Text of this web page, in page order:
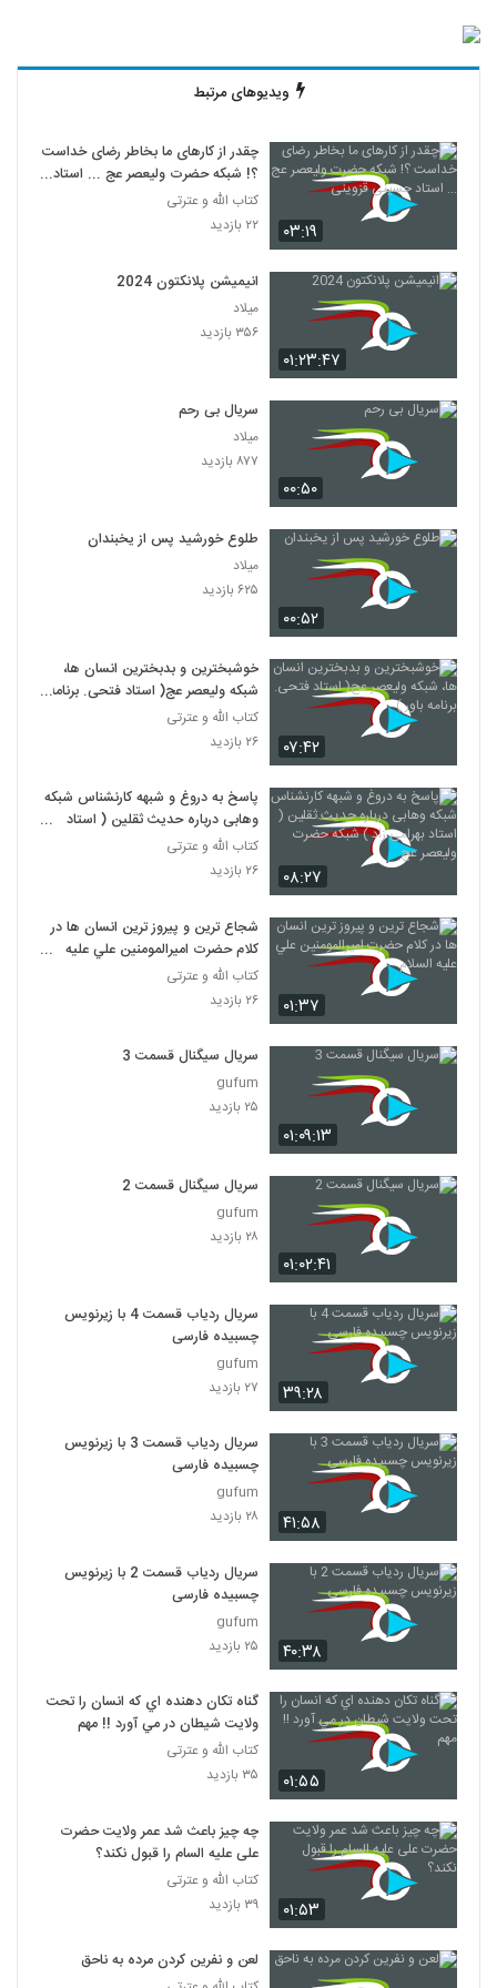
ویدیوهای مرتبط
۰۳:۱۹
چقدر از کارهای ما بخاطر رضای خداست
؟! شبکه حضرت ولیعصر عج ... استاد
حسینی قزوینی
کتاب الله و عترتی
۲۲ بازدید
۰۱:۲۳:۴۷
انیمیشن پلانکتون 2024
میلاد
۳۵۶ بازدید
۰۰:۵۰
سریال بی رحم
میلاد
۸۷۷ بازدید
۰۰:۵۲
طلوع خورشید پس از یخبندان
میلاد
۶۲۵ بازدید
۰۷:۴۲
خوشبخترین و بدبخترین انسان ها،
شبکه ولیعصر عج( استاد فتحی. برنامه
باور )
کتاب الله و عترتی
۲۶ بازدید
۰۸:۲۷
پاسخ به دروغ و شبهه کارنشناس شبکه
وهابی درباره حدیث ثقلین ( استاد
بهرامی زاد ) شبکه حضرت ولیعصر عج
کتاب الله و عترتی
۲۶ بازدید
۰۱:۳۷
شجاع ترين و پيروز ترين انسان ها در
کلام حضرت اميرالمومنين علي عليه
السلام
کتاب الله و عترتی
۲۶ بازدید
۰۱:۰۹:۱۳
سریال سیگنال قسمت 3
gufum
۲۵ بازدید
۰۱:۰۲:۴۱
سریال سیگنال قسمت 2
gufum
۲۸ بازدید
۳۹:۲۸
سریال ردیاب قسمت 4 با زیرنویس
چسبیده فارسی
gufum
۲۷ بازدید
۴۱:۵۸
سریال ردیاب قسمت 3 با زیرنویس
چسبیده فارسی
gufum
۲۸ بازدید
۴۰:۳۸
سریال ردیاب قسمت 2 با زیرنویس
چسبیده فارسی
gufum
۲۵ بازدید
۰۱:۵۵
گناه تکان دهنده اي که انسان را تحت
ولايت شيطان در مي آورد !! مهم
کتاب الله و عترتی
۳۵ بازدید
۰۱:۵۳
چه چیز باعث شد عمر ولایت حضرت
علی علیه السام را قبول نکند؟
کتاب الله و عترتی
۳۹ بازدید
لعن و نفرين کردن مرده به ناحق